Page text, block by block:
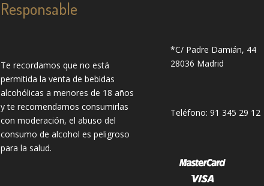
Responsable
Te recordamos que no está
permitida la venta de bebidas
alcohólicas a menores de 18 años
y te recomendamos consumirlas
con moderación, el abuso del
consumo de alcohol es peligroso
para la salud.
*C/ Padre Damián, 44
28036 Madrid
Teléfono: 91 345 29 12